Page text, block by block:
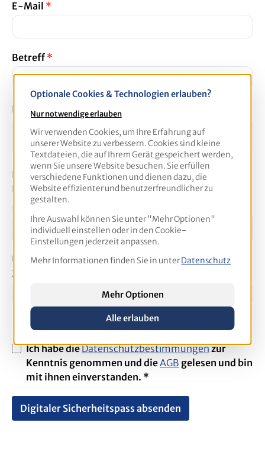
E-Mail *
Betreff *
Nachricht
Die mit einem Stern (*) markierten Felder sind
Pflichtfelder.
Um weiterzugehen, geben Sie die oben abgebildeten
Zeichen ein
Ich habe dieDatenschutzbestimmungenzur
Kenntnis genommen und dieAGB gelesen und bin
mit ihnen einverstanden. *
Digitaler Sicherheitspass absenden
Nur notwendige erlauben
Optionale Cookies & Technologien erlauben?
Wir verwenden Cookies, um Ihre Erfahrung auf
unserer Website zu verbessern. Cookies sind kleine
Textdateien, die auf Ihrem Gerät gespeichert werden,
wenn Sie unsere Website besuchen. Sie erfüllen
verschiedene Funktionen und dienen dazu, die
Website effizienter und benutzerfreundlicher zu
gestalten.
Ihre Auswahl können Sie unter "Mehr Optionen"
individuell einstellen oder in den Cookie-
Einstellungen jederzeit anpassen.
Mehr Informationen finden Sie in unterDatenschutz
Mehr Optionen
Alle erlauben